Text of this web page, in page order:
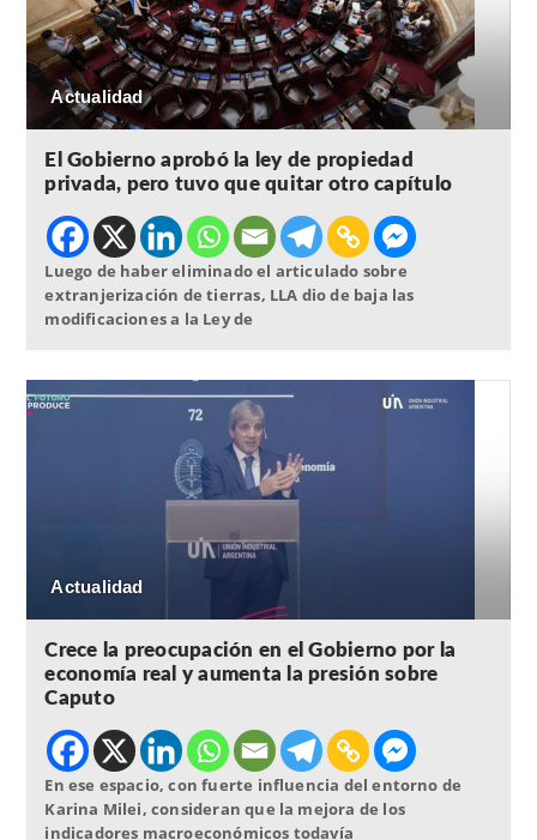
Actualidad
El Gobierno aprobó la ley de propiedad
privada, pero tuvo que quitar otro capítulo
Luego de haber eliminado el articulado sobre
extranjerización de tierras, LLA dio de baja las
modificaciones a la Ley de
Actualidad
Crece la preocupación en el Gobierno por la
economía real y aumenta la presión sobre
Caputo
En ese espacio, con fuerte influencia del entorno de
Karina Milei, consideran que la mejora de los
indicadores macroeconómicos todavía